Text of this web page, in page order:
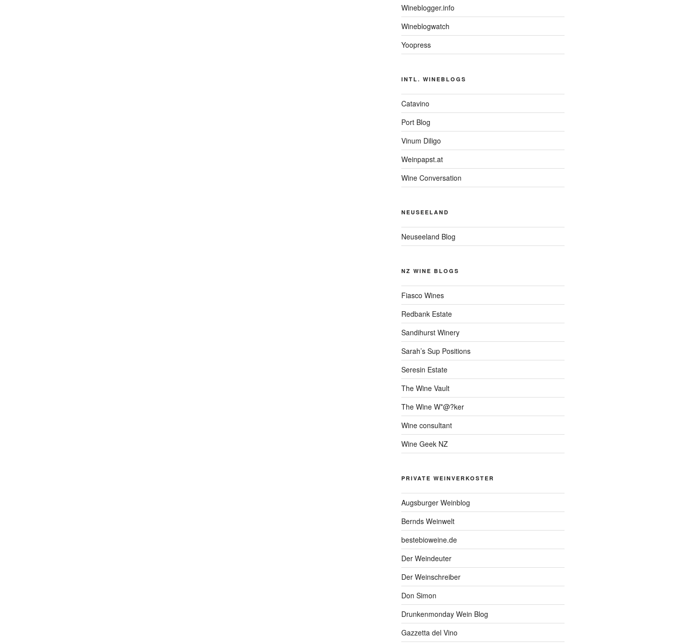
Wineblogger.info
Wineblogwatch
Yoopress
INTL. WINEBLOGS
Catavino
Port Blog
Vinum Diligo
Weinpapst.at
Wine Conversation
NEUSEELAND
Neuseeland Blog
NZ WINE BLOGS
Fiasco Wines
Redbank Estate
Sandihurst Winery
Sarah’s Sup Positions
Seresin Estate
The Wine Vault
The Wine W*@?ker
Wine consultant
Wine Geek NZ
PRIVATE WEINVERKOSTER
Augsburger Weinblog
Bernds Weinwelt
bestebioweine.de
Der Weindeuter
Der Weinschreiber
Don Simon
Drunkenmonday Wein Blog
Gazzetta del Vino